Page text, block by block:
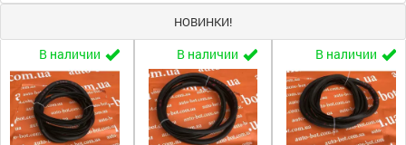
НОВИНКИ!
В наличии В наличии В наличии